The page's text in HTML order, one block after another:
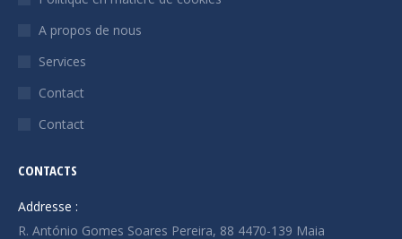
A propos de nous
Services
Contact
Contact
CONTACTS
Addresse :
R. António Gomes Soares Pereira, 88 4470-139 Maia